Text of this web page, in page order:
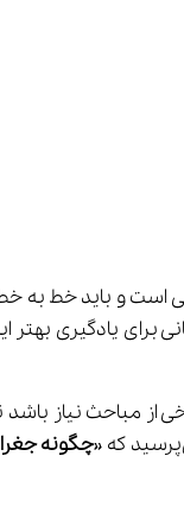
حفظی است و باید خط
برای یادگیری
از مباحث نیاز باشد
چگونه